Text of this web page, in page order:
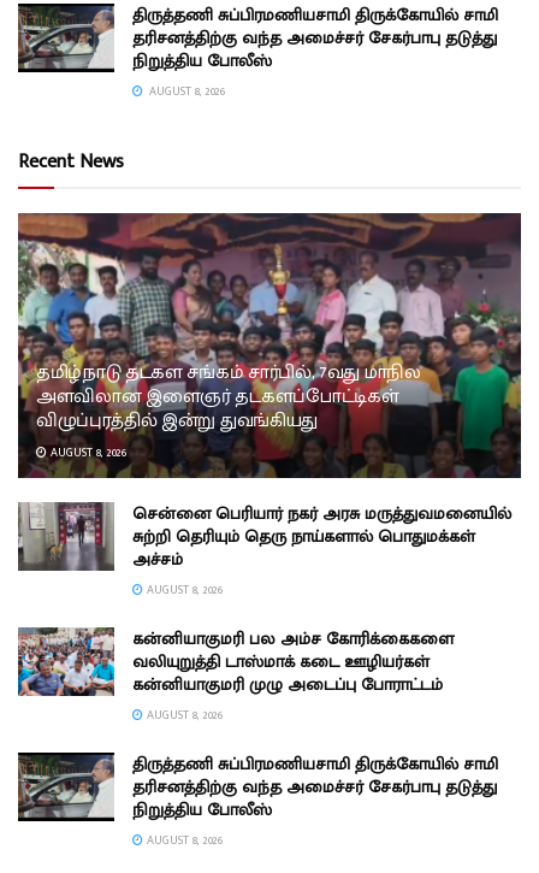
திருத்தணி சுப்பிரமணியசாமி திருக்கோயில் சாமி
தரிசனத்திற்கு வந்த அமைச்சர் சேகர்பாபு தடுத்து
நிறுத்திய போலீஸ்
AUGUST 8, 2026
Recent News
தமிழ்நாடு தடகள சங்கம் சார்பில், 7வது மாநில
அளவிலான இளைஞர் தடகளப்போட்டிகள்
விழுப்புரத்தில் இன்று துவங்கியது
AUGUST 8, 2026
சென்னை பெரியார் நகர் அரசு மருத்துவமனையில்
சுற்றி தெரியும் தெரு நாய்களால் பொதுமக்கள்
அச்சம்
AUGUST 8, 2026
கன்னியாகுமரி பல அம்ச கோரிக்கைகளை
வலியுறுத்தி டாஸ்மாக் கடை ஊழியர்கள்
கன்னியாகுமரி முழு அடைப்பு போராட்டம்
AUGUST 8, 2026
திருத்தணி சுப்பிரமணியசாமி திருக்கோயில் சாமி
தரிசனத்திற்கு வந்த அமைச்சர் சேகர்பாபு தடுத்து
நிறுத்திய போலீஸ்
AUGUST 8, 2026